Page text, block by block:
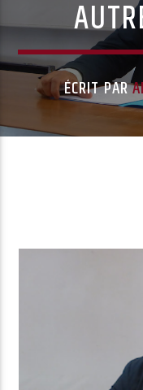
Titre diffusé :
Radio
ÉCRIT PAR